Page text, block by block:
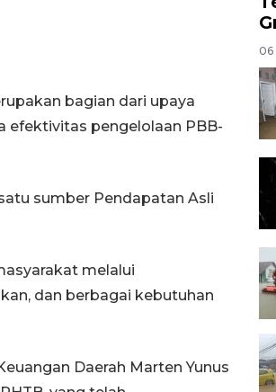
bagian dari upaya
efektivitas pengelolaan PBB-
sumber Pendapatan Asli
melalui
dan berbagai kebutuhan
Daerah Marten Yunus
06